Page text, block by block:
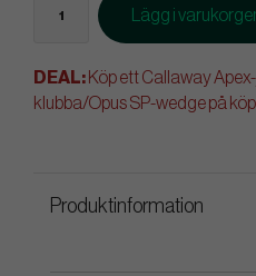
Lägg i
DEAL: Köp ett Callaway
klubba/Opus SP-wedge på
Produktinformation